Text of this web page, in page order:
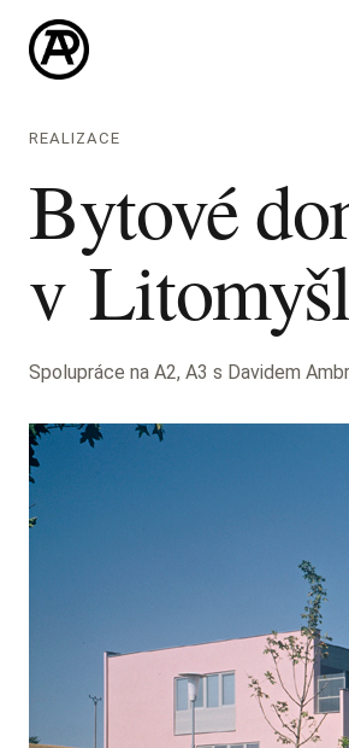
REALIZACE
Bytové
v
Spolupráce na A2, A3 s Davidem